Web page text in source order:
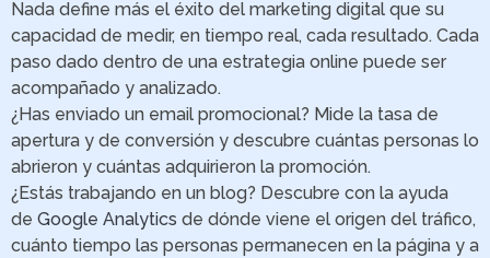
Nada define más el éxito del marketing digital que su
capacidad de medir, en tiempo real, cada resultado. Cada
paso dado dentro de una estrategia online puede ser
acompañado y analizado.
¿Has enviado un email promocional? Mide la tasa de
apertura y de conversión y descubre cuántas personas lo
abrieron y cuántas adquirieron la promoción.
¿Estás trabajando en un blog? Descubre con la ayuda
de Google Analytics de dónde viene el origen del tráfico,
cuánto tiempo las personas permanecen en la página y a